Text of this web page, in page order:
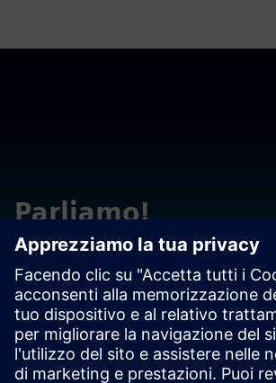
Parliamo!
Si metta in contatto con domande o
per aiutare!
Contact us